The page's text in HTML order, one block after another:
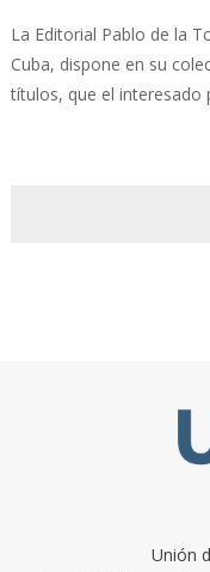
La Editorial Pablo de la
Cuba, dispone en su
títulos, que el interesado
Unión